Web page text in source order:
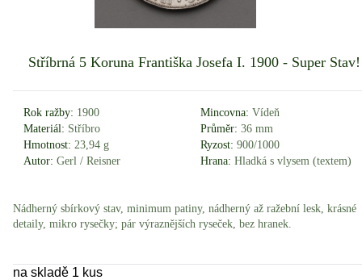
Stříbrná 5 Koruna Františka Josefa I. 1900 - Super Stav!
Rok ražby: 1900 Mincovna: Vídeň
Materiál: Stříbro Průměr: 36 mm
Hmotnost: 23,94 g Ryzost: 900/1000
Autor: Gerl / Reisner Hrana: Hladká s vlysem (textem)
Nádherný sbírkový stav, minimum patiny, nádherný až ražební lesk, krásné
detaily, mikro rysečky; pár výraznějších ryseček, bez hranek.
na skladě 1 kus